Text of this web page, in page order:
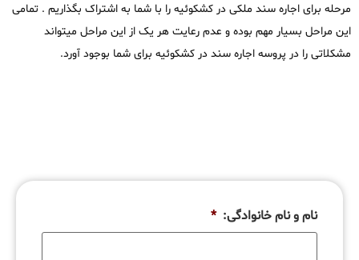
مرحله برای اجاره سند ملکی در کشکوئیه را با شما به اشتراک بگذاریم . تمامی
این مراحل بسیار مهم بوده و عدم رعایت هر یک از این مراحل میتواند
مشکلاتی را در پروسه اجاره سند در کشکوئیه برای شما بوجود آورد.
نام و نام خانوادگی: *